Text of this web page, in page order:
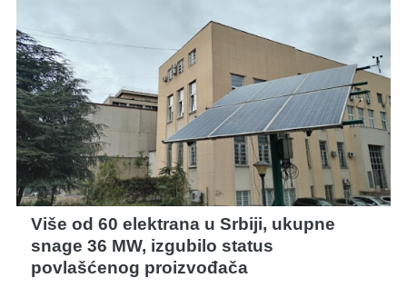
Više od 60 elektrana u Srbiji, ukupne
snage 36 MW, izgubilo status
povlašćenog proizvođača